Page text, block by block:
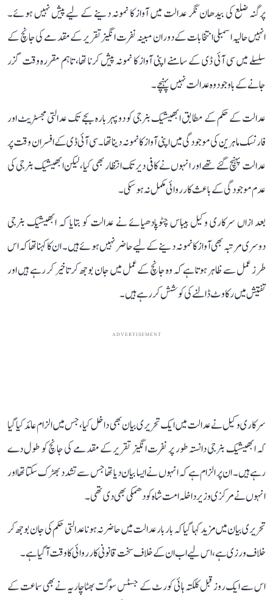
پرگنہ ضلع کی بیدھان نگر عدالت میں آواز کا نمونہ دینے کے لیے پیش نہیں ہوئے۔
انہیں حالیہ اسمبلی انتخابات کے دوران مبینہ نفرت انگیز تقریر کے مقدمے کی جانچ کے
سلسلے میں سی آئی ڈی کے سامنے اپنی آواز کا نمونہ پیش کرنا تھا، تاہم مقررہ وقت گزر
جانے کے باوجود وہ عدالت نہیں پہنچے۔
عدالت کے حکم کے مطابق ابھیشیک بنرجی کو دوپہر بارہ بجے تک عدالتی مجسٹریٹ اور
فارنسک ماہرین کی موجودگی میں اپنی آواز کا نمونہ دینا تھا۔ سی آئی ڈی کے افسران وقت پر
عدالت پہنچ گئے تھے اور انہوں نے کافی دیر تک انتظار بھی کیا، لیکن ابھیشیک بنرجی کی
عدم موجودگی کے باعث کارروائی مکمل نہ ہو سکی۔
بعد ازاں سرکاری وکیل بیباس چٹوپادھیائے نے عدالت کو بتایا کہ ابھیشیک بنرجی
دوسری مرتبہ بھی آواز کا نمونہ دینے کے لیے حاضر نہیں ہوئے ہیں۔ ان کا کہنا تھا کہ اس
طرز عمل سے ظاہر ہوتا ہے کہ وہ جانچ کے عمل میں جان بوجھ کر تاخیر کر رہے ہیں اور
تفتیش میں رکاوٹ ڈالنے کی کوشش کر رہے ہیں۔
ADVERTISEMENT
سرکاری وکیل نے عدالت میں ایک تحریری بیان بھی داخل کیا، جس میں الزام عائد کیا گیا
کہ ابھیشیک بنرجی دانستہ طور پر نفرت انگیز تقریر کے مقدمے کی جانچ کو طول دے
رہے ہیں۔ ان پر الزام ہے کہ انہوں نے ایسا بیان دیا تھا جس سے تشدد بھڑک سکتا تھا اور
انہوں نے مرکزی وزیر داخلہ امت شاہ کو دھمکی بھی دی تھی۔
تحریری بیان میں مزید کہا گیا کہ بار بار عدالت میں حاضر نہ ہونا عدالتی حکم کی جان بوجھ کر
خلاف ورزی ہے، اس لیے اب ان کے خلاف سخت قانونی کارروائی کا وقت آ گیا ہے۔
اس سے ایک روز قبل کلکتہ ہائی کورٹ کے جسٹس سوگت بھٹاچاریہ نے بھی سماعت کے